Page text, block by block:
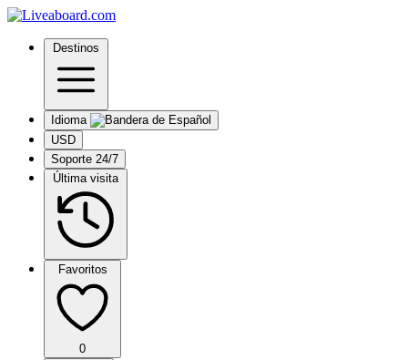
Destinos
Idioma
USD
Soporte 24/7
Última visita
Favoritos
0